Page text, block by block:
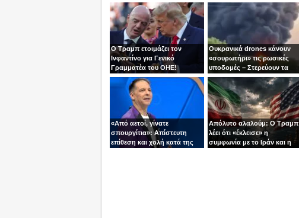
Ο Τραμπ ετοιμάζει τον
Ινφαντίνο για Γενικό
Γραμματέα του ΟΗΕ!
Ουκρανικά drones κάνουν
«σουρωτήρι» τις ρωσικές
υποδομές – Στερεύουν τα
καύσιμα του Πούτιν
«Από αετοί, γίνατε
σπουργίτια»: Απίστευτη
επίθεση και χολή κατά της
Απόλυτο αλαλούμ: Ο Τραμπ
λέει ότι «έκλεισε» η
συμφωνία με το Ιράν και η